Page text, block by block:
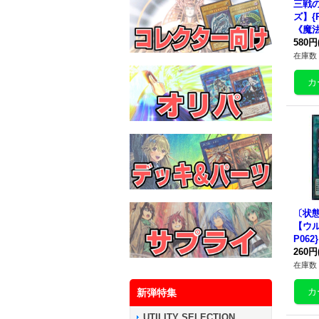
新弾特集
三戦
ズ】
《魔
580円
在庫数
〔状
【ウ
260円
在庫数